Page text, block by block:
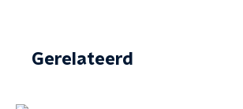
Gerelateerd